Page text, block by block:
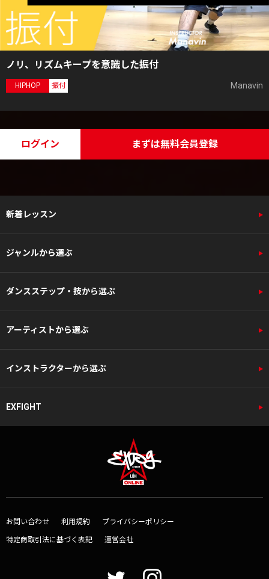
ノリ、リズムキープを意識した振付
HIPHOP 振付 Manavin
ログイン まずは無料会員登録
新着レッスン
ジャンルから選ぶ
ダンスステップ・技から選ぶ
アーティストから選ぶ
インストラクターから選ぶ
EXFIGHT
お問い合わせ 利用規約 プライバシーポリシー
特定商取引法に基づく表記 運営会社